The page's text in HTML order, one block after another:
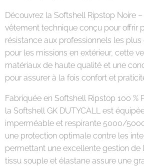
Découvrez la Softshell Ripstop Noire –
vêtement technique conçu pour offrir
résistance aux professionnels les
pour les missions en extérieur, cette
matériaux de haute qualité et une
pour assurer à la fois confort et
Fabriquée en Softshell Ripstop 100 %
la Softshell GK DUTYCALL est
imperméable et respirante 5000/
une protection optimale contre les
permettant une excellente gestion de
tissu souple et élastane assure une